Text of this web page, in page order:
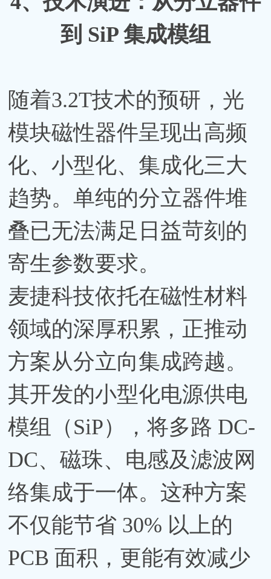
到 SiP 集成模组
随着3.2T技术的预研，光
模块磁性器件呈现出高频
化、小型化、集成化三大
趋势。单纯的分立器件堆
叠已无法满足日益苛刻的
寄生参数要求。
麦捷科技依托在磁性材料
领域的深厚积累，正推动
方案从分立向集成跨越。
其开发的小型化电源供电
模组（SiP），将多路 DC-
DC、磁珠、电感及滤波网
络集成于一体。这种方案
不仅能节省 30% 以上的
PCB 面积，更能有效减少